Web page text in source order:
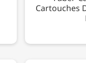
Cartouches